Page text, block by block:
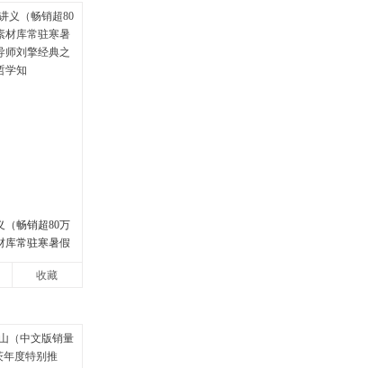
（畅销超80万
库常驻寒暑假
收藏